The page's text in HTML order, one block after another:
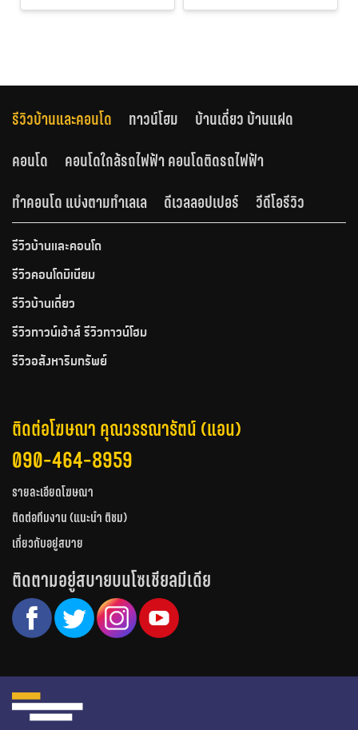
รีวิวบ้านและคอนโด ทาวน์โฮม
บ้านเดี่ยว บ้านแฝด
คอนโด
คอนโดใกล้รถไฟฟ้า คอนโดติดรถไฟฟ้า
ทำคอนโด แบ่งตามทำเลเล
ดีเวลลอปเปอร์ วีดีโอรีวิว
รีวิวบ้านและคอนโด
รีวิวคอนโดมิเนียม
รีวิวบ้านเดี่ยว
รีวิวทาวน์เฮ้าส์ รีวิวทาวน์โฮม
รีวิวอสังหาริมทรัพย์
ติดต่อโฆษณา คุณวรรณารัตน์ (แอน)
090-464-8959
รายละเอียดโฆษณา
ติดต่อทีมงาน (แนะนำ ติชม)
เกี่ยวกับอยู่สบาย
ติดตามอยู่สบายบนโซเชียลมีเดีย